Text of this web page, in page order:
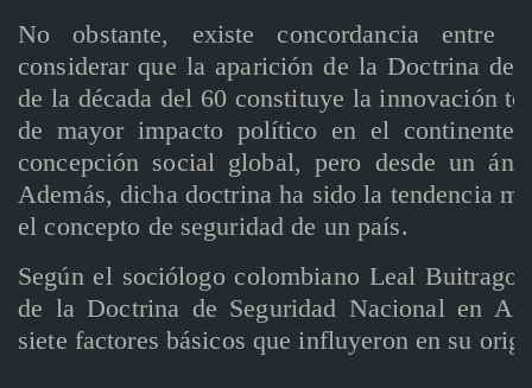
No obstante, existe concordancia entre
considerar que la aparición de la Doctrina de
de la década del 60 constituye la innovación
de mayor impacto político en el continente
concepción social global, pero desde un
Además, dicha doctrina ha sido la tendencia
el concepto de seguridad de un país.
Según el sociólogo colombiano Leal
de la Doctrina de Seguridad Nacional en
siete factores básicos que influyeron en su